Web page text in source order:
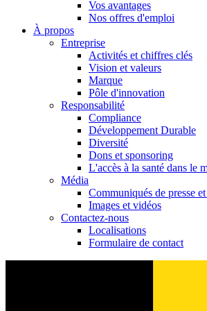
Vos avantages
Nos offres d'emploi
À propos
Entreprise
Activités et chiffres clés
Vision et valeurs
Marque
Pôle d'innovation
Responsabilité
Compliance
Développement Durable
Diversité
Dons et sponsoring
L'accès à la santé dans le
Média
Communiqués de presse
Images et vidéos
Contactez-nous
Localisations
Formulaire de contact